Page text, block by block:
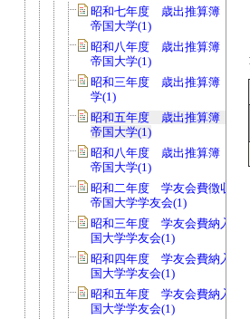
昭和七年度 歳出推算簿 会
帝国大学(1)
昭和八年度 歳出推算簿 会
帝国大学(1)
昭和三年度 歳出推算簿 京
学(1)
昭和五年度 歳出推算簿 校
帝国大学(1)
昭和八年度 歳出推算簿 校
帝国大学(1)
昭和二年度 学友会費徴収台
帝国大学学友会(1)
昭和三年度 学友会費納入簿
国大学学友会(1)
昭和四年度 学友会費納入簿
国大学学友会(1)
昭和五年度 学友会費納入簿
国大学学友会(1)